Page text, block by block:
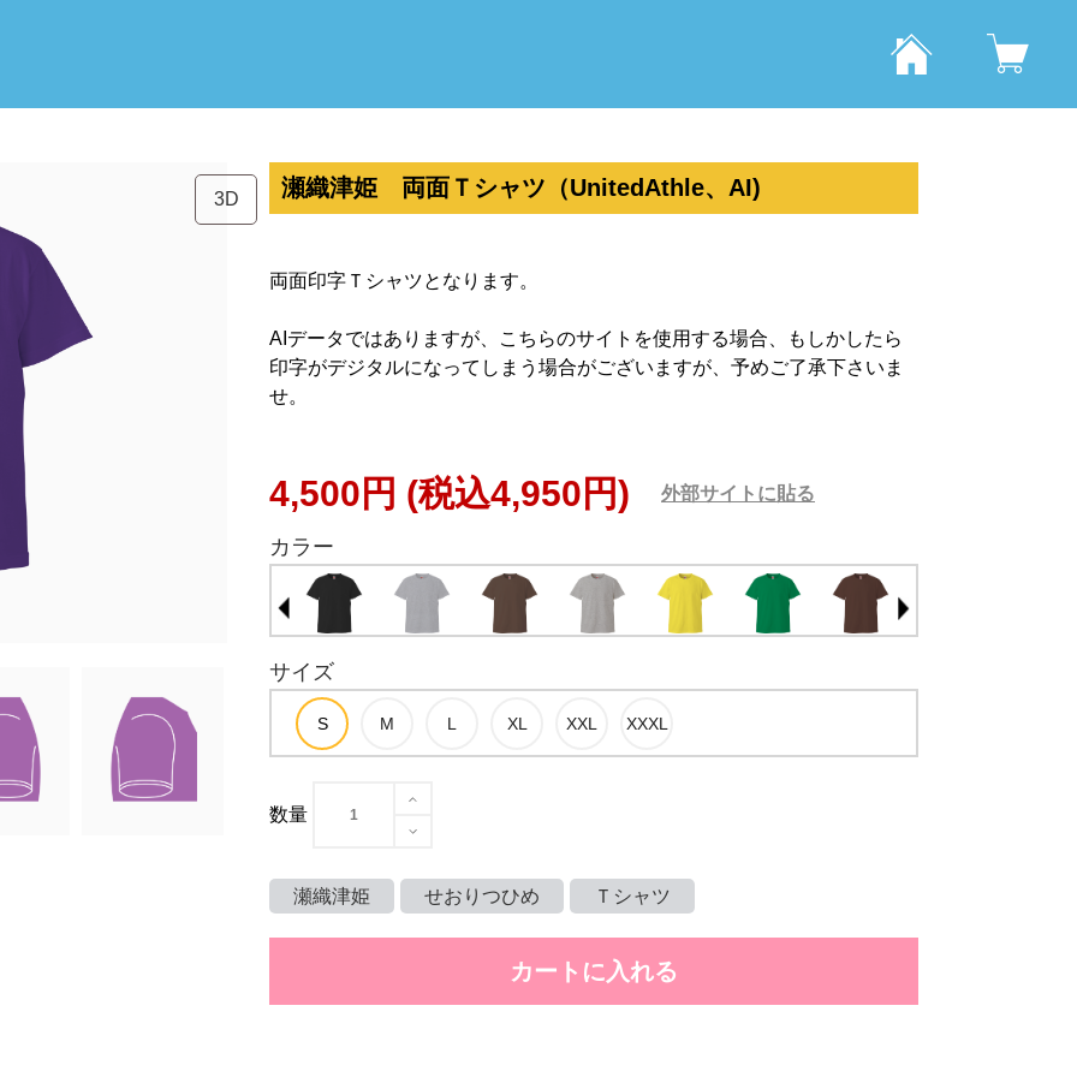
3D 瀬織津姫 両面Ｔシャツ（UnitedAthle、AI)
両面印字Ｔシャツとなります。
AIデータではありますが、こちらのサイトを使用する場合、もしかしたら
印字がデジタルになってしまう場合がございますが、予めご了承下さいま
せ。
4,500円 (税込4,950円) 外部サイトに貼る
カラー
サイズ
数量
瀬織津姫 せおりつひめ Ｔシャツ
カートに入れる